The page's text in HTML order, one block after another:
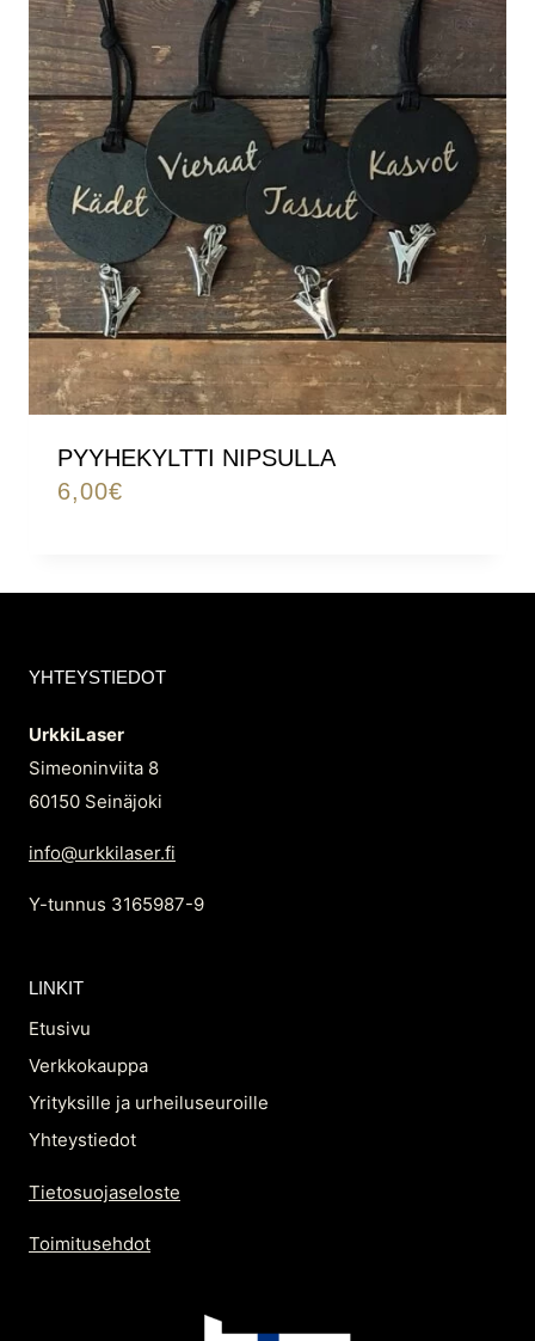
PYYHEKYLTTI NIPSULLA
6,00€
YHTEYSTIEDOT
UrkkiLaser
Simeoninviita 8
60150 Seinäjoki
info@urkkilaser.fi
Y-tunnus 3165987-9
LINKIT
Etusivu
Verkkokauppa
Yrityksille ja urheiluseuroille
Yhteystiedot
Tietosuojaseloste
Toimitusehdot